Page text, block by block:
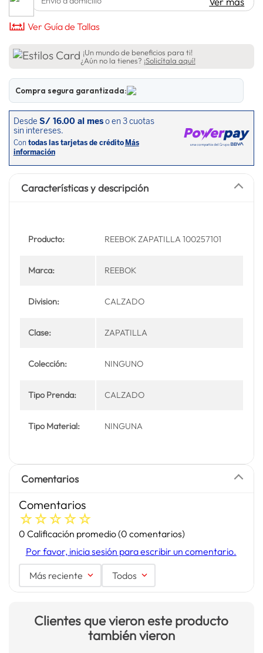
Ver Guía de Tallas
¡Un mundo de beneficios para ti!
¿Aún no la tienes? ¡Solicítala aquí!
Compra segura garantizada:
Características y descripción
Producto: REEBOK ZAPATILLA 100257101
Marca: REEBOK
Division: CALZADO
Clase: ZAPATILLA
Colección: NINGUNO
Tipo Prenda: CALZADO
Tipo Material: NINGUNA
Comentarios
Comentarios
☆☆☆☆☆
0 Calificación promedio(0 comentarios)
Por favor, inicia sesión para escribir un comentario.
Más reciente Todos
Clientes que vieron este producto
también vieron